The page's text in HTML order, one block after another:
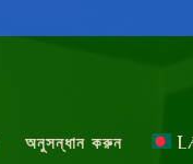
অনুসন্ধান করুন